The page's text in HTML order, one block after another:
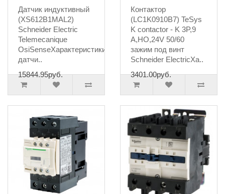
Датчик индуктивный
(XS612B1MAL2)
Schneider Electric
Telemecanique
OsiSenseХарактеристики:Длина
датчи..
15844.95руб.
Контактор
(LC1K0910B7) TeSys
K contactor - K 3P,9
A,НО,24V 50/60
зажим под винт
Schneider ElectricХа..
3401.00руб.